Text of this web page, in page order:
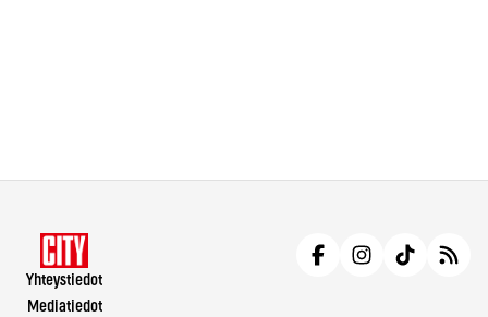
Yhteystiedot
Mediatiedot